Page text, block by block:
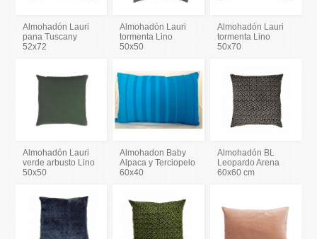
Almohadón Lauri
pana Tuscany
52x72
Almohadón Lauri
tormenta Lino
50x50
Almohadón Lauri
tormenta Lino
50x70
Almohadón Lauri
verde arbusto Lino
50x50
Almohadon Baby
Alpaca y Terciopelo
60x40
Almohadón BL
Leopardo Arena
60x60 cm